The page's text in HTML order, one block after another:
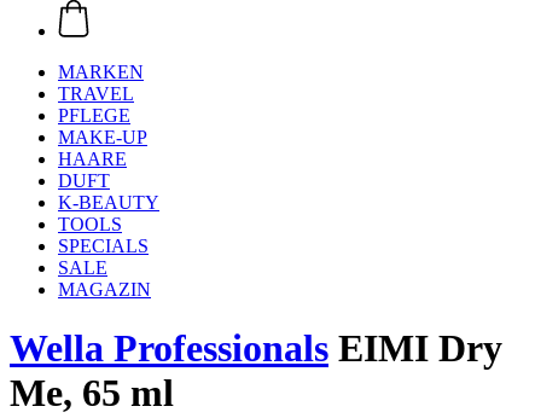
MARKEN
TRAVEL
PFLEGE
MAKE-UP
HAARE
DUFT
K-BEAUTY
TOOLS
SPECIALS
SALE
MAGAZIN
Wella Professionals EIMI Dry
Me, 65 ml